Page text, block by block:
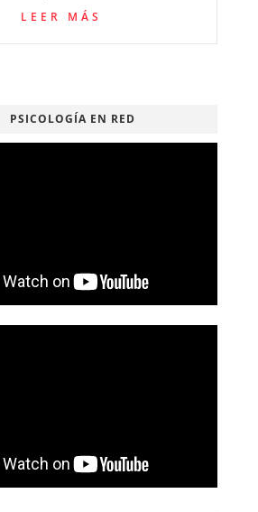
LEER MÁS
PSICOLOGÍA EN RED